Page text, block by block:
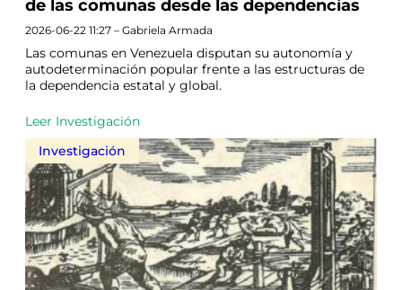
de las comunas desde las dependencias
2026-06-22 11:27 – Gabriela Armada
Las comunas en Venezuela disputan su autonomía y
autodeterminación popular frente a las estructuras de
la dependencia estatal y global.
Leer Investigación
Investigación